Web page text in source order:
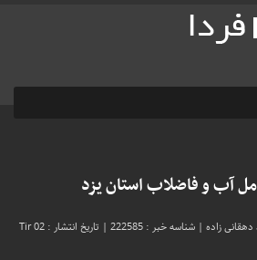
آب و فاضلاب استان یزد
زاده |شناسه خبر : 222585 |
تاریخ انتشار : 02 Tir